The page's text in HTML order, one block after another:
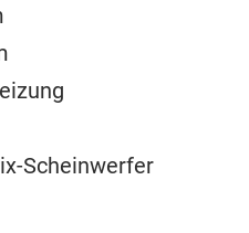
Scheinwerfer